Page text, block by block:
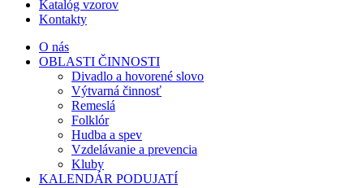
Katalóg vzorov
Kontakty
O nás
OBLASTI ČINNOSTI
Divadlo a hovorené slovo
Výtvarná činnosť
Remeslá
Folklór
Hudba a spev
Vzdelávanie a prevencia
Kluby
KALENDÁR PODUJATÍ